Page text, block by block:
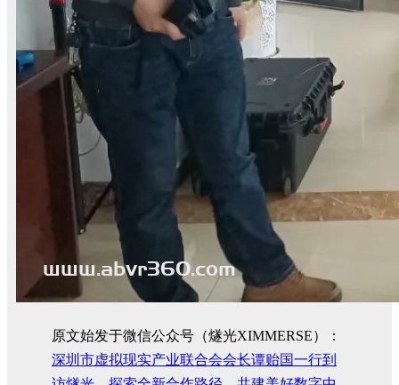
原文始发于微信公众号（燧光XIMMERSE）：
深圳市虚拟现实产业联合会会长谭贻国一行到